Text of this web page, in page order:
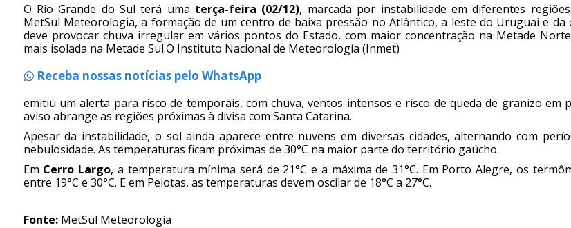
O Rio Grande do Sul terá uma terça-feira (02/12), marcada por instabilidade em diferentes
MetSul Meteorologia, a formação de um centro de baixa pressão no Atlântico, a leste do Uruguai e da
deve provocar chuva irregular em vários pontos do Estado, com maior concentração na Metade
mais isolada na Metade Sul.O Instituto Nacional de Meteorologia (Inmet)
Receba nossas notícias pelo WhatsApp
emitiu um alerta para risco de temporais, com chuva, ventos intensos e risco de queda de granizo em
aviso abrange as regiões próximas à divisa com Santa Catarina.
Apesar da instabilidade, o sol ainda aparece entre nuvens em diversas cidades, alternando com
nebulosidade. As temperaturas ficam próximas de 30°C na maior parte do território gaúcho.
Em Cerro Largo, a temperatura mínima será de 21°C e a máxima de 31°C. Em Porto Alegre, os
entre 19°C e 30°C. E em Pelotas, as temperaturas devem oscilar de 18°C a 27°C.
Fonte:MetSul Meteorologia